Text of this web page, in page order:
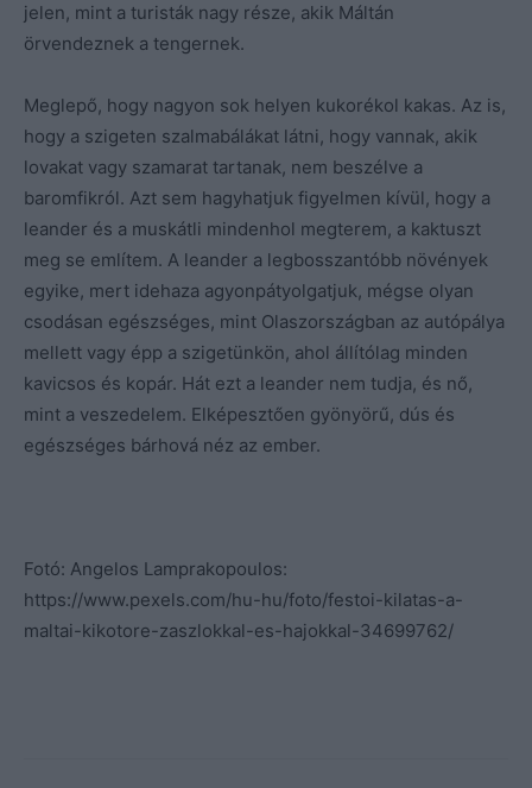
jelen, mint a turisták nagy része, akik Máltán
örvendeznek a tengernek.
Meglepő, hogy nagyon sok helyen kukorékol kakas. Az is,
hogy a szigeten szalmabálákat látni, hogy vannak, akik
lovakat vagy szamarat tartanak, nem beszélve a
baromfikról. Azt sem hagyhatjuk figyelmen kívül, hogy a
leander és a muskátli mindenhol megterem, a kaktuszt
meg se említem. A leander a legbosszantóbb növények
egyike, mert idehaza agyonpátyolgatjuk, mégse olyan
csodásan egészséges, mint Olaszországban az autópálya
mellett vagy épp a szigetünkön, ahol állítólag minden
kavicsos és kopár. Hát ezt a leander nem tudja, és nő,
mint a veszedelem. Elképesztően gyönyörű, dús és
egészséges bárhová néz az ember.
Fotó: Angelos Lamprakopoulos:
https://www.pexels.com/hu-hu/foto/festoi-kilatas-a-
maltai-kikotore-zaszlokkal-es-hajokkal-34699762/